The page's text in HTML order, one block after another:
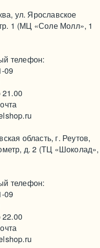
ул. Ярославское
1 (МЦ «Соле Молл», 1
телефон:
09
21.00
область, г. Реутов,
д. 2 (ТЦ «Шоколад»,
телефон:
09
22.00